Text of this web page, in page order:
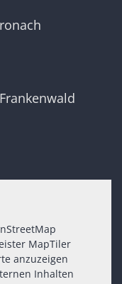
MapTiler
anzuzeigen
Inhalten